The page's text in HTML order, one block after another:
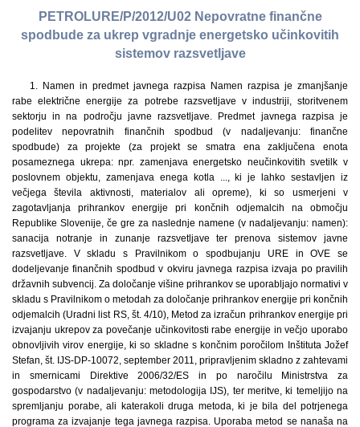
PETROLURE/P/2012/U02 Nepovratne finančne
spodbude za ukrep vgradnje energetsko učinkovitih
sistemov razsvetljave
1. Namen in predmet javnega razpisa Namen razpisa je zmanjšanje rabe električne energije za potrebe razsvetljave v industriji, storitvenem sektorju in na področju javne razsvetljave. Predmet javnega razpisa je podelitev nepovratnih finančnih spodbud (v nadaljevanju: finančne spodbude) za projekte (za projekt se smatra ena zaključena enota posameznega ukrepa: npr. zamenjava energetsko neučinkovitih svetilk v poslovnem objektu, zamenjava enega kotla ..., ki je lahko sestavljen iz večjega števila aktivnosti, materialov ali opreme), ki so usmerjeni v zagotavljanja prihrankov energije pri končnih odjemalcih na območju Republike Slovenije, če gre za naslednje namene (v nadaljevanju: namen): sanacija notranje in zunanje razsvetljave ter prenova sistemov javne razsvetljave. V skladu s Pravilnikom o spodbujanju URE in OVE se dodeljevanje finančnih spodbud v okviru javnega razpisa izvaja po pravilih državnih subvencij. Za določanje višine prihrankov se uporabljajo normativi v skladu s Pravilnikom o metodah za določanje prihrankov energije pri končnih odjemalcih (Uradni list RS, št. 4/10), Metod za izračun prihrankov energije pri izvajanju ukrepov za povečanje učinkovitosti rabe energije in večjo uporabo obnovljivih virov energije, ki so skladne s končnim poročilom Inštituta Jožef Stefan, št. IJS-DP-10072, september 2011, pripravljenim skladno z zahtevami in smernicami Direktive 2006/32/ES in po naročilu Ministrstva za gospodarstvo (v nadaljevanju: metodologija IJS), ter meritve, ki temeljijo na spremljanju porabe, ali katerakoli druga metoda, ki je bila del potrjenega programa za izvajanje tega javnega razpisa. Uporaba metod se nanaša na pripravo vloge in smiselno pri pripravi poročila o rezultatih obratovanj naprav, v kolikor podatki o prihrankih ne temeljijo na spremljanju porabe s standardnimi merilnimi enotami. Delež prihrankov projekta na osnovi redukcij oziroma regulacije se priznava le v primeru, če se z izračunom v tehničnem elaboratu in opisu izvedbe projekta jasno dokaže obseg redukcije, to je zmanjšanja napajalne energije z zmanjšanjem moči in skrajšanjem časa obratovanja. 2. Pogoji za sofinanciranje projektov Vsi projekti, ki so predmet sofinanciranja, morajo izpolnjevati tehnične pogoje, ki so predstavljeni v nadaljevanju. Projekt mora zagotoviti vgradnjo sodobnih energetsko varčnih in okolju prijaznih svetilk. Glede minimalne energetske učinkovitosti svetilk se upošteva Uredba Komisije (ES) št. 245/2009 z dne 18. marca 2009 o izvajanju Direktive Evropskega parlamenta in Sveta 2005/32/ES v zvezi z zahtevami za okoljsko primerno zasnovo fluorescenčnih sijalk brez vdelanih predstikalnih naprav, visokointenzivnostih sijalk in predstikalnih naprav in svetilk za delovanje teh sijalk ter o razveljavitvi Direktive Evropskega parlamenta in Sveta 2000/55/ES (Uradni list L 076, 24/03/2009 str. 17–44). V primeru uporabe gospodinjskih svetil za razsvetljavo se glede energetske učinkovitosti upošteva Uredbo Komisije (ES) št. 244/2009 z dne 18. 3. 2009 o izvajanju Direktive Evropskega parlamenta in Sveta 2005/32/ES v zvezi z zahtevami za okoljsko primerno zasnovo neusmerjenih svetil v gospodinjstvu. Za energetsko učinkovite izdelke, ki so uporabljeni za izvedbo projekta, morajo biti upoštevane vse zahteve in uredbe evropskega pravnega reda, ki se nanašajo na izvajanje Direktive Evropskega parlamenta in Sveta 2005/32/ES v zvezi z zahtevami za okoljsko primerno zasnovo izdelkov oziroma na njeno prenovitev: Direktiva 2009/125/ES Evropskega parlamenta in Sveta o vzpostavitvi okvira za določanje zahtev za okoljsko primerno zasnovo izdelkov, povezanih z energijo (prenovitev). Izvedba zunanje razsvetljave mora biti v skladu z Uredbo o mejnih vrednostih svetlobnega onesnaževanja okolja (Uradni list RS, št. 81/07 in 109/107 in 62/10). Skladnost mora biti zagotovljena v času predaje in prevzema opreme v uporabo oziroma ob zaključku izvedbe projekta (izjava o skladnosti opreme na dan primopredaje je sestavni del primopredajnega zapisnika). 3. Upravičenci za kandidiranje na javnem razpisu Upravičenci za dodelitev finančne spodbude po tem razpisu so podjetja, ki imajo sedež v Republiki Sloveniji in nameravajo izvesti začetno investicijo v tem razpisu obravnavane namene. Podjetje je samostojni podjetnik posameznik, pravna oseba ne glede na pravni status, organizacijo ali lastništvo, ki se ukvarja s pridobitno dejavnostjo. Pridobitna dejavnost je dejavnost, ki se opravlja na trgu zaradi pridobivanja dobička ali če z opravljanjem te dejavnosti zavezanec konkurira na trgu z drugimi osebami, zavezanci po Zakonu o davku od dohodkov pravnih oseb (Uradni list RS, št. 117/06, 90/07, 56/08 in 76/08, 92/08, 5/09, 96/09, 43/10 in 59/11). V primeru izvedbe projekta po modelu pogodbenega znižanja stroškov za energijo in/ali pogodbene dobave energije (v nadaljevanju: pogodbeništvo) je vlagatelj lahko tudi pogodbenik, ob izpolnjevanju naslednjih pogojev: – med partnerjema mora biti sklenjena ustrezna dolgoročna pogodba (najmanj za dobo 10 let), – ekonomski izračun cene za opravljeno storitev pogodbeništva mora biti izdelan v dveh variantah, t.j. z in brez upoštevanja sofinanciranja s strani sofinancerja, ki mora biti na straneh, kjer sta analizirani obe varianti, podpisan s strani pooblaščenega predstavnika uporabnika storitve. Partnerja v pogodbenem razmerju sta pogodbenik/koncesionar, ki je lastnik, razen v primeru koncesijskega razmerja po BTO modelu tudi najemnik, in obratovalec kotlovske ali druge naprave, in uporabnik storitev. Za pogodbeno razmerje se štejejo tudi koncesijska in druga podobna razmerja. V primeru, da je vlagatelj pogodbenik iz prejšnjega odstavka te točke, se izpolnjevanje pogojev za prijavo na ta razpis in izračun višine finančne spodbude oziroma stopnje sofinanciranje, presoja glede na status, položaj in velikost le-tega. 4. Razpoložljiva sredstva in višina sofinanciranja Skupna višina sredstev za finančne spodbude za namene, ki so predmet tega javnega razpisa, znaša 500.000,00 EUR. Višina finančne spodbude za posamezen projekt se določi na podlagi v vlogi za dodelitev finančne spodbude prijavljenih upravičenih stroškov ter z upoštevanjem omejitve najvišje možne stopnje sofinanciranja. Omejitve sofinanciranja posameznega projekta: – višina sofinanciranje ne sme presegati 30 % vrednosti upravičenih stroškov projekta za velika podjetja, 40 % vrednosti upravičenih stroškov projekta za srednja podjetja oziroma 50 % upravičenih stroškov projekta za mala in mikro podjetja, – v primeru pogodbeništva višina nepovratnih sredstev ne sme presegati 30 % vrednosti upravičenih stroškov projekta, – najmanjša vrednost upravičenih stroškov projekta po tem razpisu mora znašati najmanj 30.000 EUR. Pri določanju velikosti podjetja se upoštevajo določila Priloge I k Uredbi Komisije (ES) št. 800/2008 z dne 6. avgusta 2008, objavljeni v UL L 214, 9. 8. 2008. Posebne omejitve sofinanciranja posameznih projektov za posamezni namen: – višina sofinanciranja ne sme presegati 600 EUR nepovratnih sredstev za vsako letno prihranjeno MWh energije. – višina sofinanciranja ne sme presegati 250.000,00 EUR. Upravičeni stroški so lahko upravičeni le v okviru predmeta in namena javnega razpisa in sicer za: – nabavo in namestitev (vgradnjo) varčnih in okolju prijaznih svetilk1, – nabavo in vgradnjo varčnih svetil2 in odsevnikov ter učinkovitih predstikalnih naprav3, 1 Svetilka je naprava, ki prižgana oddaja svetlobo. Svetilke so obešene, ali pritrjene na strop ali steno in rabijo za namestitev vira ovojni okov ali natični spoj ter nosijo senčnik za zakrivanje samega vira 2 Izraz svetilo uporabljamo za poimenovanje različnih virov svetlobe npr. žarnica, sijalka. Sijalka je svetlobni vir, kjer svetloba nastaja na osnovi razelektrenja v plinu. 3 Šteje izvedba v kompletu ali npr. vgradnja kompaktnih fluorescenčnih sijalk. – rekonstrukcijo in predelavo pomožne opreme ter postavitev ali gradnjo nove nadomestne pomožne opreme (drogovi, konzole), v primeru, da vlagatelj strokovno utemeljeno spreminja postavitev (lokacijo) svetilk ali se v dokumentaciji operacije izkaže, da je zaradi spremembe svetilk zamenjava pomožne opreme primernejša oziroma cenejša od predelave, – nabavo in vgradnjo regulatorjev in krmilnih sistemov za varčno osvetljevanje ter opreme za daljinsko krmiljenje razsvetljave oziroma samodejno izvajanje redukcij obratovanja razsvetljave, – stroške sanacije odjemnih mest razsvetljave, – stroški nabave in vgradnje nove opreme in spremljanje porabe električne energije za razsvetljavo ter nabavo in zagon opreme za izvajanje energetskega knjigovodstva razsvetljave; Za upravičene stroške pri vseh namenih se štejejo tudi stroški, ki se nanašajo na izdelavo dokumentacije, za katero so priložena dokazila o izdelavi in plačilu, pri čemer izvedba (datum računa) ni starejša od dvanajst mesecev pred vložitvijo vloge, in nadzora za potrebe izvedbe projekta. Ti stroški ne morejo biti višji od 10 % vrednosti vseh upravičenih stroškov projekta. Neupravičeni stroški pri projektih so predvsem: dokumentirani upravičeni stroški, ki so višji od podanih omejitev upravičenih stroškov, ostali stroški, ki niso navedeni kot upravičeni stroški ter davek na dodano vrednost (DDV) in drugi davki. Finančno spodbudo je mogoče dodeliti samo, če je vlagatelj zanjo vložil vlogo za dodelitev finančne spodbude pred začetkom izvajanja naložbe. Investitor pred kandidiranjem še ne sme pričeti z izvajanjem gradbenih, obrtniških in drugih del, ki so predmet finančne spodbude. Pri projektih, za katere je potrebna pridobitev gradbenega dovoljenja, je potrebno sofinancerju posredovati le-to najkasneje do 30. 10. 2012. Za vse projekte, ki ne bodo zaključeni do 30. 10. 2012, je potrebno do tega datuma posredovati sofinancerju dokazilo o izvedenem zavezujočem naročilu glavne opreme. V kolikor vlagatelj ne izpolni navedenih pogojev, izgubi pravico do sofinanciranja Izdatki, ki bodo nastali po 31. 8. 2013 niso upravičeni do sofinanciranja po tem javnem razpisu. Projekt se mora fizično in fina